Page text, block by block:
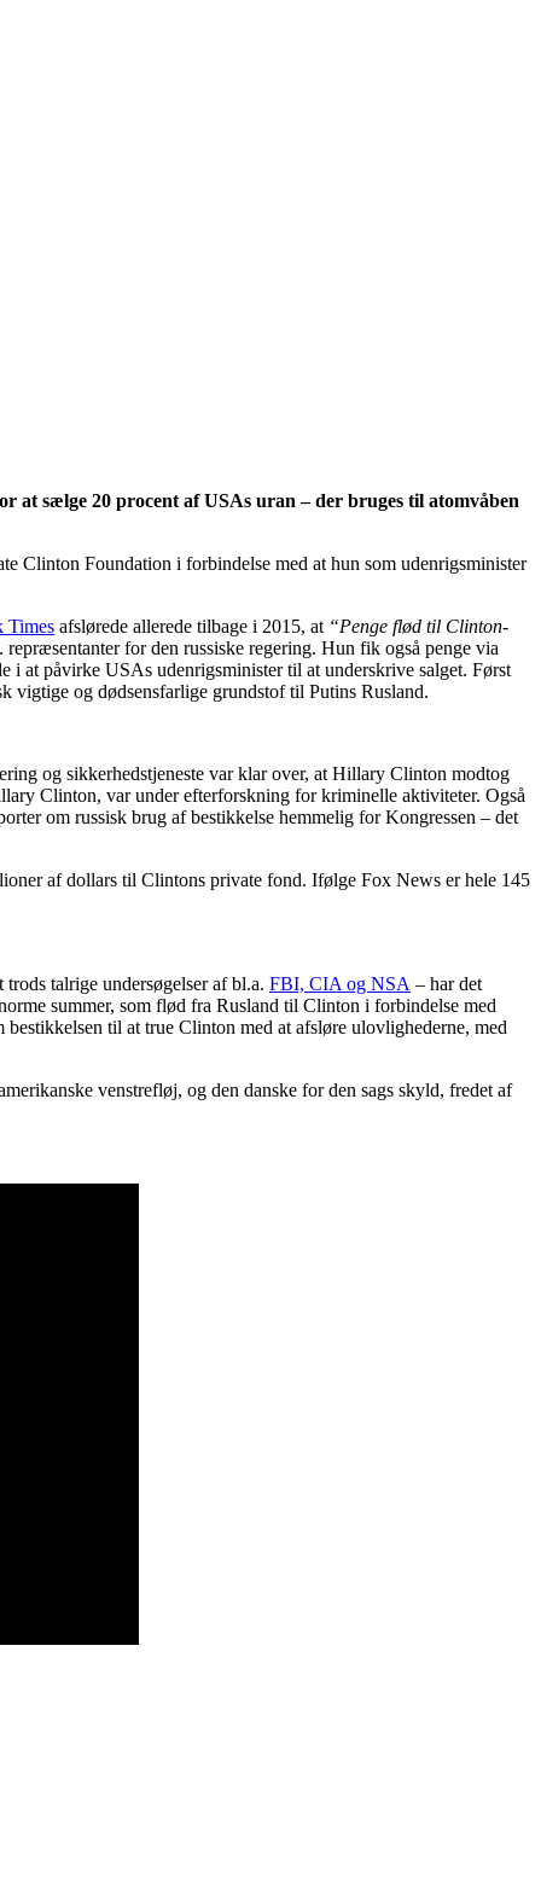
sælge 20 procent af USAs uran – der bruges til atomvåben
Clinton Foundation i forbindelse med at hun som udenrigsminister
Times afslørede allerede tilbage i 2015, at “Penge flød til Clinton-
for den russiske regering. Hun fik også penge via
i at påvirke USAs udenrigsminister til at underskrive salget. Først
vigtige og dødsensfarlige grundstof til Putins Rusland.
og sikkerhedstjeneste var klar over, at Hillary Clinton modtog
Clinton, var under efterforskning for kriminelle aktiviteter. Også
om russisk brug af bestikkelse hemmelig for Kongressen – det
af dollars til Clintons private fond. Ifølge Fox News er hele 145
talrige undersøgelser af bl.a. FBI, CIA og NSA – har det
summer, som flød fra Rusland til Clinton i forbindelse med
til at true Clinton med at afsløre ulovlighederne, med
venstrefløj, og den danske for den sags skyld, fredet af